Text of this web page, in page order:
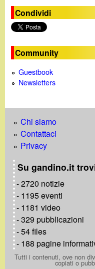
Condividi
Community
Guestbook
Newsletters
Chi siamo
Contattaci
Privacy
Su gandino.it
- 2720 notizie
- 1195 eventi
- 1181 video
- 329 pubblicazioni
- 54 files
- 188 pagine
Tutti i contenuti, ove non
copiati o